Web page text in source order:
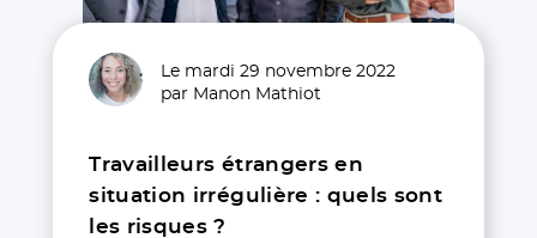
Le mardi 29 novembre 2022
par Manon Mathiot
Travailleurs étrangers en
situation irrégulière : quels sont
les risques ?